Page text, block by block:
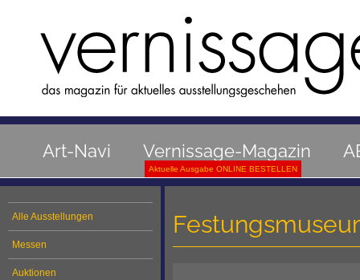
Art-Navi Vernissage-Magazin
Aktuelle Ausgabe ONLINE BESTELLEN
Alle Ausstellungen
Messen
Auktionen